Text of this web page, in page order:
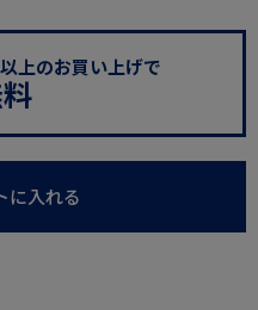
上のお買い上げで
に入れる